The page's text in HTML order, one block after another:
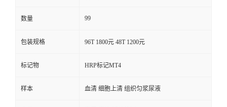
数量 99
包装规格 96T 1800元 48T 1200元
标记物 HRP标记MT4
样本 血清 细胞上清 组织匀浆尿液